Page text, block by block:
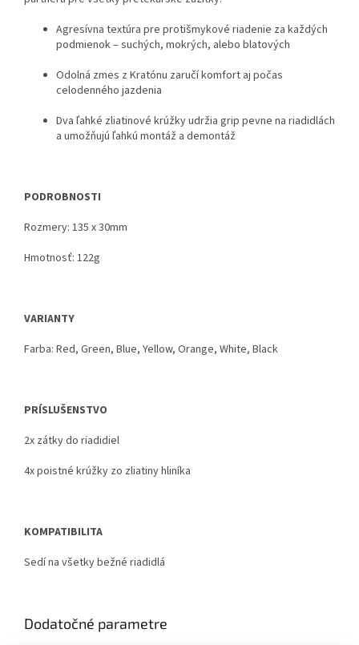
Agresívna textúra pre protišmykové riadenie za každých
podmienok – suchých, mokrých, alebo blatových
Odolná zmes z Kratónu zaručí komfort aj počas
celodenného jazdenia
Dva ľahké zliatinové krúžky udržia grip pevne na riadidlách
a umožňujú ľahkú montáž a demontáž
PODROBNOSTI
Rozmery: 135 x 30mm
Hmotnosť: 122g
VARIANTY
Farba: Red, Green, Blue, Yellow, Orange, White, Black
PRÍSLUŠENSTVO
2x zátky do riadidiel
4x poistné krúžky zo zliatiny hliníka
KOMPATIBILITA
Sedí na všetky bežné riadidlá
Dodatočné parametre